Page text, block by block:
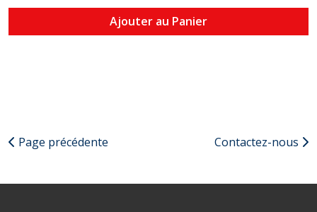
Ajouter au Panier
Page précédente Contactez-nous